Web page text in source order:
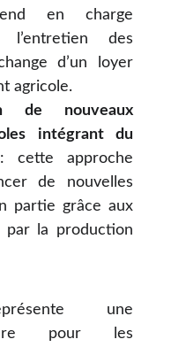
en charge
l’entretien des
d’un loyer
agricole.
de nouveaux
intégrant du
cette approche
de nouvelles
partie grâce aux
par la production
une
pour les